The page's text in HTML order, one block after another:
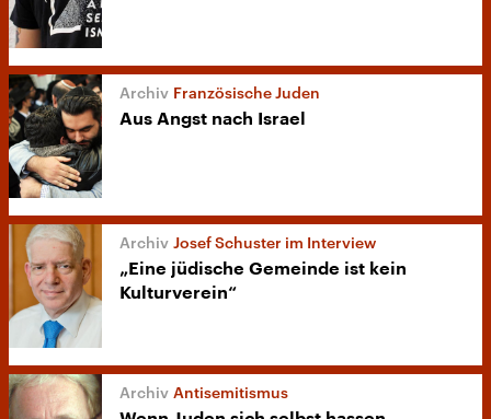
Französische Juden
Aus Angst nach Israel
Josef Schuster im Interview
„Eine jüdische Gemeinde ist kein
Kulturverein“
Antisemitismus